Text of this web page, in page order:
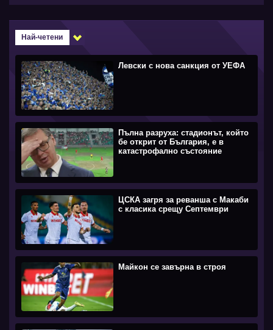
Най-четени
Левски с нова санкция от УЕФА
Пълна разруха: стадионът, който
бе открит от България, е в
катастрофално състояние
ЦСКА загря за реванша с Макаби
с класика срещу Септември
Майкон се завърна в строя